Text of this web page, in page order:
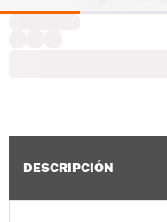
DESCRIPCIÓN